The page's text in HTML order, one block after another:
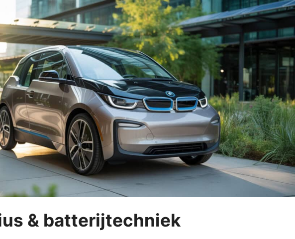
& batterijtechniek